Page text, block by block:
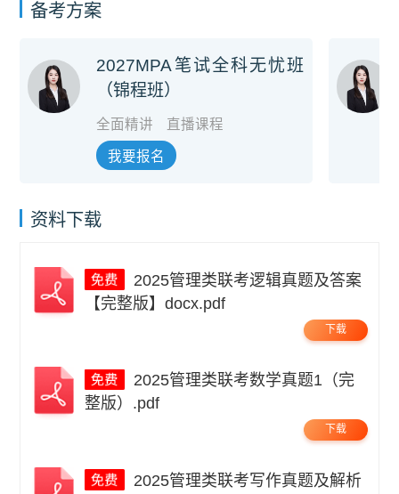
备考方案
2027MPA笔试全科无忧班
（锦程班）
全面精讲 直播课程
我要报名
资料下载
【完整版】docx.pdf
下载
整版）.pdf
下载